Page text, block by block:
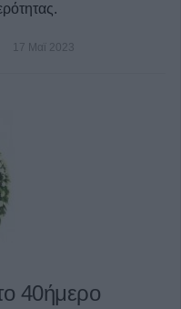
17 Μαϊ 2023
40ήμερο